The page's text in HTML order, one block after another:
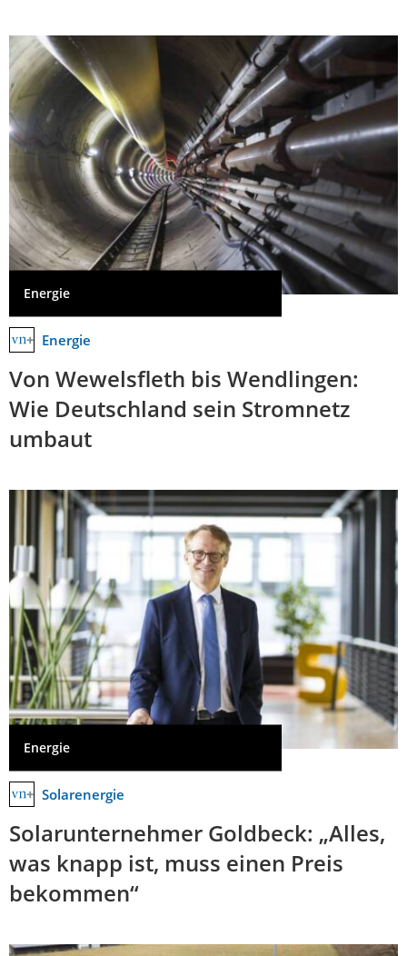
Energie
Energie
Von Wewelsfleth bis Wendlingen:
Wie Deutschland sein Stromnetz
umbaut
Energie
Solarenergie
Solarunternehmer Goldbeck: „Alles,
was knapp ist, muss einen Preis
bekommen“